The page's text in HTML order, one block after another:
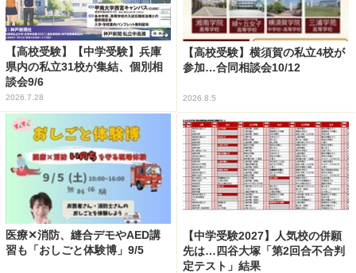
【高校受験】【中学受験】兵庫
県内の私立31校が集結、個別相
談会9/6
2026.7.28
【高校受験】横須賀の私立4校が
参加…合同相談会10/12
2026.8.5
医療✕消防、縫合デモやAED講
習も「おしごと体験博」9/5
【中学受験2027】人気校の併願
先は…四谷大塚「第2回合不合判
定テスト」結果